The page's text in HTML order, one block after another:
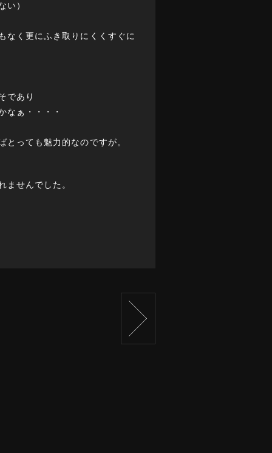
い）
なく更にふき取りにくくすぐに
であり
なぁ・・・・
っても魅力的なのですが。
ませんでした。